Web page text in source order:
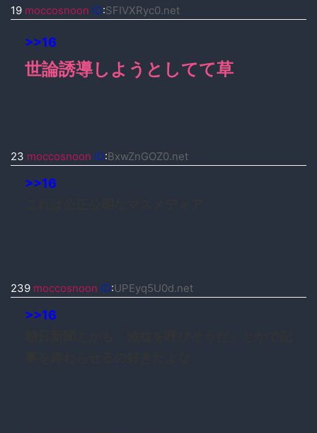
19 moccosnoon ID:SFIVXRyc0.net
>>16
世論誘導しようとしてて草
23 moccosnoon ID:BxwZnGOZ0.net
>>16
239 moccosnoon ID:UPEyq5U0d.net
>>16